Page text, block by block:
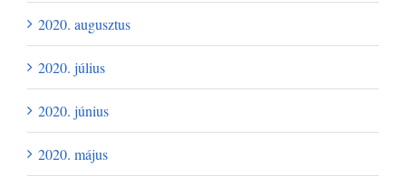
2020. augusztus
2020. július
2020. június
2020. május